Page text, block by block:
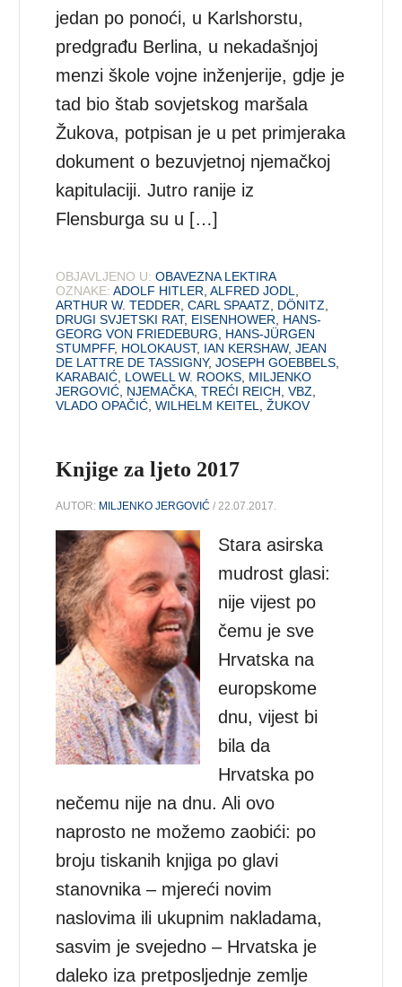
jedan po ponoći, u Karlshorstu,
predgrađu Berlina, u nekadašnjoj
menzi škole vojne inženjerije, gdje je
tad bio štab sovjetskog maršala
Žukova, potpisan je u pet primjeraka
dokument o bezuvjetnoj njemačkoj
kapitulaciji. Jutro ranije iz
Flensburga su u […]
OBJAVLJENO U: OBAVEZNA LEKTIRA
OZNAKE: ADOLF HITLER ,ALFRED JODL
ARTHUR W. TEDDER ,CARL SPAATZ DÖNITZ
DRUGI SVJETSKI RAT, EISENHOWER
HANS-
GEORG VON FRIEDEBURG
HANS-JÜRGEN
STUMPFF, HOLOKAUST, IAN KERSHAW,JEAN
DE LATTRE DE TASSIGNY,JOSEPH GOEBBELS
KARABAIĆ LOWELL W. ROOKS MILJENKO
JERGOVIĆ NJEMAČKA ,TREĆI REICH ,VBZ
VLADO OPAČIĆ ,WILHELM KEITEL ,ŽUKOV
Knjige za ljeto 2017
AUTOR: MILJENKO JERGOVIĆ / 22.07.2017.
Stara asirska
mudrost glasi:
nije vijest po
čemu je sve
Hrvatska na
europskome
dnu, vijest bi
bila da
Hrvatska po
nečemu nije na dnu. Ali ovo
naprosto ne možemo zaobići: po
broju tiskanih knjiga po glavi
stanovnika – mjereći novim
naslovima ili ukupnim nakladama,
sasvim je svejedno – Hrvatska je
daleko iza pretposljednje zemlje